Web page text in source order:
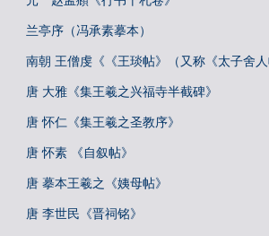
兰亭序（冯承素摹本）
南朝 王僧虔《《王琰帖》（又称《太子舍人
唐 大雅《集王羲之兴福寺半截碑》
唐 怀仁《集王羲之圣教序》
唐 怀素 《自叙帖》
唐 摹本王羲之《姨母帖》
唐 李世民《晋祠铭》